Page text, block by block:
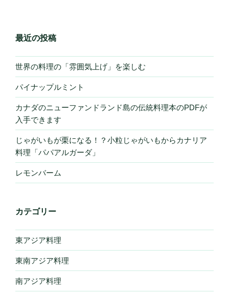
最近の投稿
世界の料理の「雰囲気上げ」を楽しむ
パイナップルミント
カナダのニューファンドランド島の伝統料理本のPDFが
入手できます
じゃがいもが栗になる！？小粒じゃがいもからカナリア
料理「パパアルガーダ」
レモンバーム
カテゴリー
東アジア料理
東南アジア料理
南アジア料理